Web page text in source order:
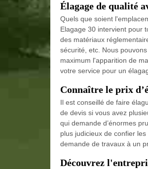
Élagage de qualité
Quels que soient
Elagage 30 intervient pour
des matériaux
sécurité, etc. Nous
maximum l'apparition de
votre service pour un
Connaître le prix
Il est conseillé de faire
de devis si vous avez
qui demande d’énormes
plus judicieux de confier
demande de travaux à un
Découvrez